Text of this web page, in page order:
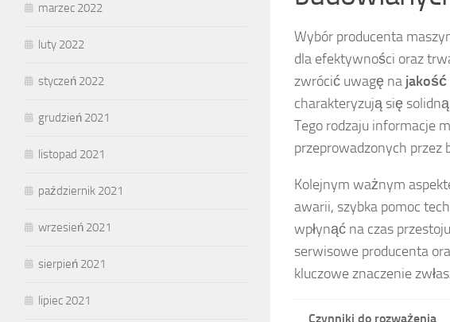
Wybór producenta
dla efektywności oraz
zwrócić uwagę na
charakteryzują się
Tego rodzaju informacje
przeprowadzonych przez
Kolejnym ważnym
awarii, szybka pomoc
wpłynąć na czas
serwisowe producenta
kluczowe znaczenie
Czynniki do rozważenia
marzec 2022
luty 2022
styczeń 2022
grudzień 2021
listopad 2021
październik 2021
wrzesień 2021
sierpień 2021
lipiec 2021